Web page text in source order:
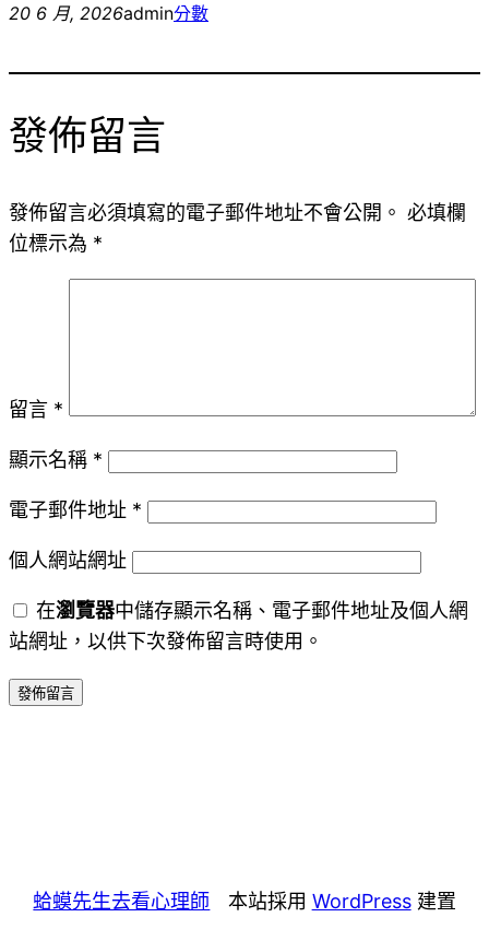
20 6 月, 2026admin分數
發佈留言
發佈留言必須填寫的電子郵件地址不會公開。 必填欄
位標示為 *
留言 *
顯示名稱 *
電子郵件地址 *
個人網站網址
在瀏覽器中儲存顯示名稱、電子郵件地址及個人網
站網址，以供下次發佈留言時使用。
蛤蟆先生去看心理師 本站採用 WordPress建置